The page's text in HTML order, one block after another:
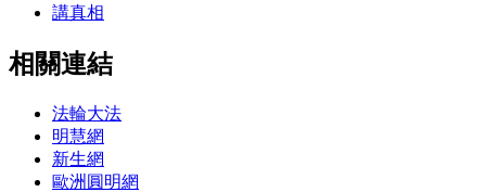
講真相
相關連結
法輪大法
明慧網
新生網
歐洲圓明網